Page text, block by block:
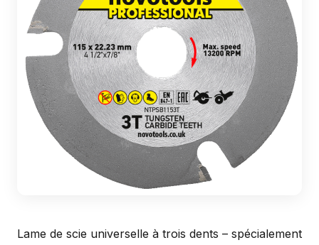
Lame de scie universelle à trois dents – spécialement